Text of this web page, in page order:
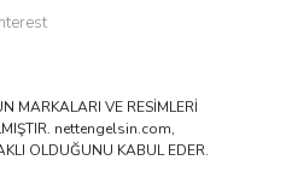
MARKALARI VE RESİMLERİ
nettengelsin.com,
OLDUĞUNU KABUL EDER.